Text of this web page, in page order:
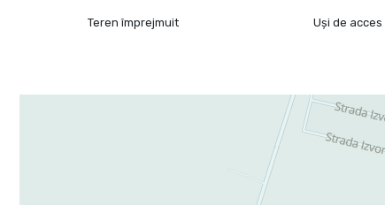
Teren împrejmuit Uși de acces